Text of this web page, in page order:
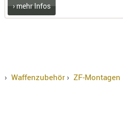
› mehr Infos
› Waffenzubehör› ZF-Montagen